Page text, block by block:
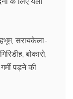
सरायकेला-
बोकारो,
पड़ने की